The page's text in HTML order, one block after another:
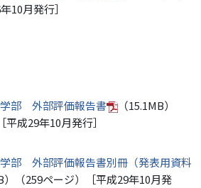
10月発行］
部 外部評価報告書
（15.1MB）
平成29年10月発行］
部 外部評価報告書別冊（発表用資料
）（259ページ）［平成29年10月発